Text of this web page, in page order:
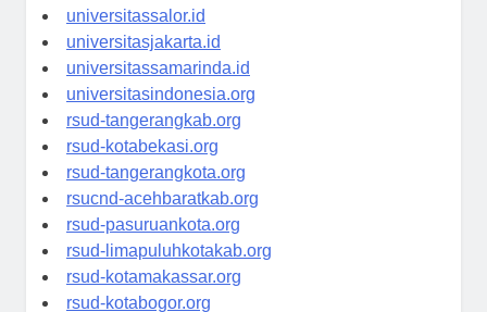
universitaswalesi.id
universitassalor.id
universitasjakarta.id
universitassamarinda.id
universitasindonesia.org
rsud-tangerangkab.org
rsud-kotabekasi.org
rsud-tangerangkota.org
rsucnd-acehbaratkab.org
rsud-pasuruankota.org
rsud-limapuluhkotakab.org
rsud-kotamakassar.org